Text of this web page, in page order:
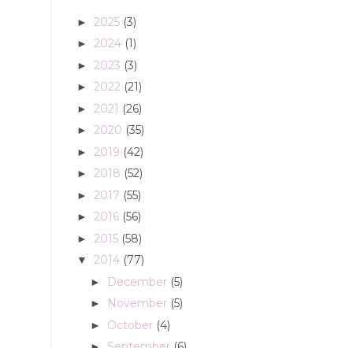
► 2025 (3)
► 2024 (1)
► 2023 (3)
► 2022 (21)
► 2021 (26)
► 2020 (35)
► 2019 (42)
► 2018 (52)
► 2017 (55)
► 2016 (56)
► 2015 (58)
▼ 2014 (77)
► December (5)
► November (5)
► October (4)